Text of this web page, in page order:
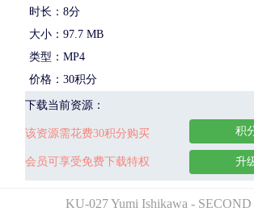
时长：8分
大小：97.7 MB
类型：MP4
价格：30积分
下载当前资源：
该资源需花费30积分购买
会员可享受免费下载特权
积
升
KU-027 Yumi Ishikawa -